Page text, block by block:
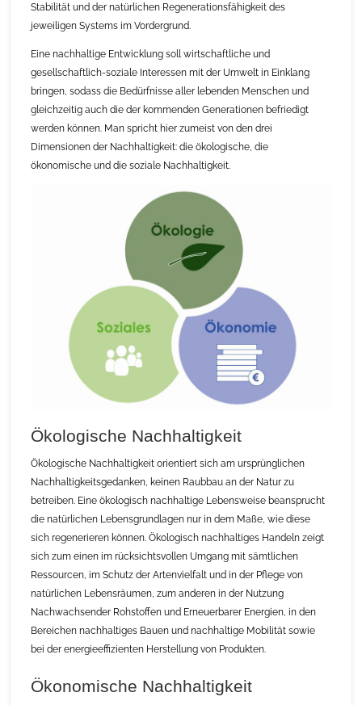
Stabilität und der natürlichen Regenerationsfähigkeit des
jeweiligen Systems im Vordergrund.
Eine nachhaltige Entwicklung soll wirtschaftliche und
gesellschaftlich-soziale Interessen mit der Umwelt in Einklang
bringen, sodass die Bedürfnisse aller lebenden Menschen und
gleichzeitig auch die der kommenden Generationen befriedigt
werden können. Man spricht hier zumeist von den drei
Dimensionen der Nachhaltigkeit: die ökologische, die
ökonomische und die soziale Nachhaltigkeit.
Ökologische Nachhaltigkeit
Ökologische Nachhaltigkeit orientiert sich am ursprünglichen
Nachhaltigkeitsgedanken, keinen Raubbau an der Natur zu
betreiben. Eine ökologisch nachhaltige Lebensweise beansprucht
die natürlichen Lebensgrundlagen nur in dem Maße, wie diese
sich regenerieren können. Ökologisch nachhaltiges Handeln zeigt
sich zum einen im rücksichtsvollen Umgang mit sämtlichen
Ressourcen, im Schutz der Artenvielfalt und in der Pflege von
natürlichen Lebensräumen, zum anderen in der Nutzung
Nachwachsender Rohstoffen und Erneuerbarer Energien, in den
Bereichen nachhaltiges Bauen und nachhaltige Mobilität sowie
bei der energieeffizienten Herstellung von Produkten.
Ökonomische Nachhaltigkeit